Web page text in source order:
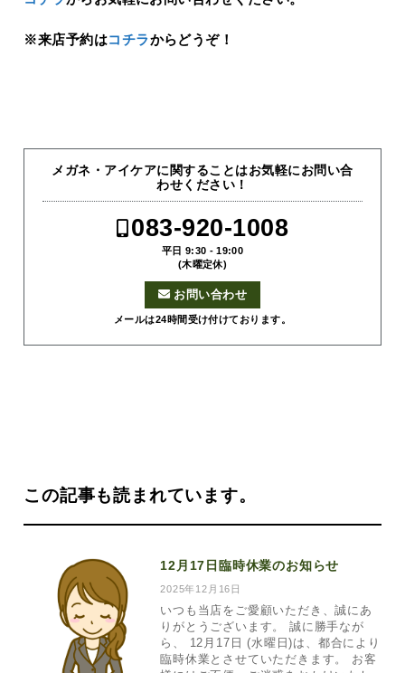
※来店予約はコチラからどうぞ！
メガネ・アイケアに関することはお気軽にお問い合
わせください！
083-920-1008
平日 9:30 - 19:00
(木曜定休)
お問い合わせ
メールは24時間受け付けております。
この記事も読まれています。
12月17日臨時休業のお知らせ
2025年12月16日
いつも当店をご愛顧いただき、誠にあ
りがとうございます。 誠に勝手なが
ら、 12月17日 (水曜日)は、都合により
臨時休業とさせていただきます。 お客